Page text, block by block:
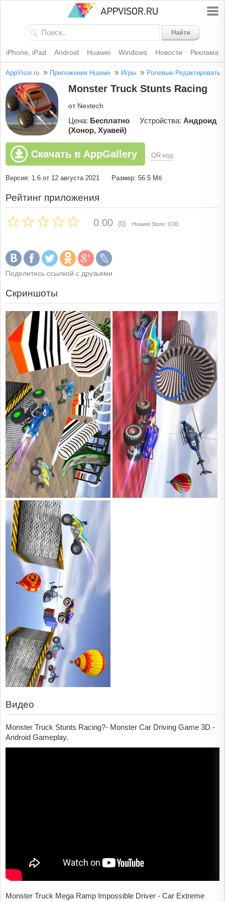
Найти
iPhone, iPad Android Huawei Windows Новости Реклама
AppVisor.ru » Приложения Huawei » Игры » Ролевые Редактировать
Monster Truck Stunts Racing
от Nextech
Цена: Бесплатно Устройства: Андроид
(Хонор, Хуавей)
Скачать в AppGallery QR-код
Версия: 1.6 от 12 августа 2021 Размер: 56.5 Мб
Рейтинг приложения
0.00 (0) Huawei Store: 0.00
Поделитесь ссылкой с друзьями
Скриншоты
Видео
Monster Truck Stunts Racing?- Monster Car Driving Game 3D -
Android Gameplay.
Monster Truck Mega Ramp Impossible Driver - Car Extreme